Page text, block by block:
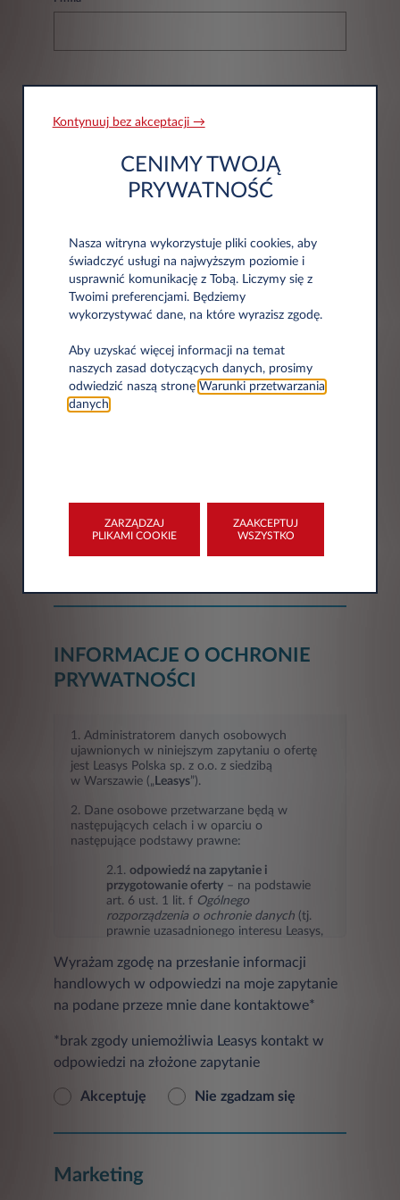
Informacje adresowe
Kod pocztowy*
Miasto*
Województwo*
Wybór
INFORMACJE O OCHRONIE
PRYWATNOŚCI
1. Administratorem danych osobowych
ujawnionych w niniejszym zapytaniu o ofertę
jest Leasys Polska sp. z o.o. z siedzibą
w Warszawie („ Leasys”).
2. Dane osobowe przetwarzane będą w
następujących celach i w oparciu o
następujące podstawy prawne:
2.1. odpowiedź na zapytanie i
przygotowanie oferty – na podstawie
art. 6 ust. 1 lit. f Ogólnego
rozporządzenia o ochronie danych (tj.
prawnie uzasadnionego interesu Leasys,
przygotowanie oferty),
2.2. marketing Leasys oraz podmiotów
trzecich(przesyłanie informacji
produktach, usługach, ofertach
promocyjnych, nowościach i
wydarzeniach oraz badaniach
ust. 1 lit. a
Ogólnego rozporządzenia o
2.3ustalanie, dochodzenie
ewentualnych roszczeń lub obrona przed
Wyrażam zgodę na przesłanie informacji
handlowych w odpowiedzi na moje zapytanie
na podane przeze mnie dane kontaktowe*
*brak zgody uniemożliwia Leasys kontakt w
odpowiedzi na złożone zapytanie
Akceptuję Nie zgadzam się
Marketing
Kontynuuj bez akceptacji →
CENIMY TWOJĄ
PRYWATNOŚĆ
Nasza witryna wykorzystuje pliki cookies, aby
świadczyć usługi na najwyższym poziomie i
usprawnić komunikację z Tobą. Liczymy się z
Twoimi preferencjami. Będziemy
wykorzystywać dane, na które wyrazisz zgodę.
Aby uzyskać więcej informacji na temat
naszych zasad dotyczących danych, prosimy
odwiedzić naszą stronę Warunki przetwarzania
danych.
ZARZĄDZAJ
PLIKAMI COOKIE
ZAAKCEPTUJ
WSZYSTKO